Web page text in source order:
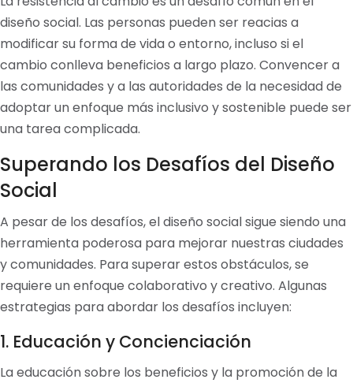
diseño social. Las personas pueden ser reacias a
modificar su forma de vida o entorno, incluso si el
cambio conlleva beneficios a largo plazo. Convencer a
las comunidades y a las autoridades de la necesidad de
adoptar un enfoque más inclusivo y sostenible puede ser
una tarea complicada.
Superando los Desafíos del Diseño
Social
A pesar de los desafíos, el diseño social sigue siendo una
herramienta poderosa para mejorar nuestras ciudades
y comunidades. Para superar estos obstáculos, se
requiere un enfoque colaborativo y creativo. Algunas
estrategias para abordar los desafíos incluyen:
1. Educación y Concienciación
La educación sobre los beneficios y la promoción de la